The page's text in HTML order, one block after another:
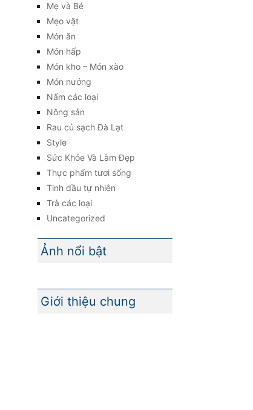
Mẹ và Bé
Mẹo vặt
Món ăn
Món hấp
Món kho – Món xào
Món nướng
Nấm các loại
Nông sản
Rau củ sạch Đà Lạt
Style
Sức Khỏe Và Làm Đẹp
Thực phẩm tươi sống
Tinh dầu tự nhiên
Trà các loại
Uncategorized
Ảnh nổi bật
Giới thiệu chung